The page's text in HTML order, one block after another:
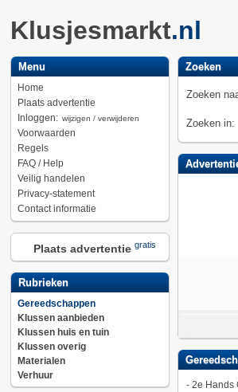
Klusjesmarkt.nl
Menu
Home
Plaats advertentie
Inloggen: wijzigen / verwijderen
Voorwaarden
Regels
FAQ / Help
Veilig handelen
Privacy-statement
Contact informatie
Plaats advertentie gratis
Rubrieken
Gereedschappen
Klussen aanbieden
Klussen huis en tuin
Klussen overig
Materialen
Verhuur
Zoeken
Zoeken
Zoeken in:
- 2e Hands